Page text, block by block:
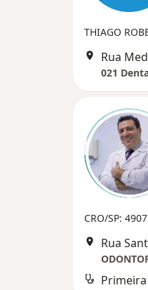
THIAGO
021
CRO/SP: